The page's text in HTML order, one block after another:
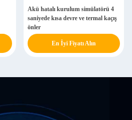
Akü hatalı kurulum simülatörü 4
saniyede kısa devre ve termal kaçış
önler
En İyi Fiyatı Alın